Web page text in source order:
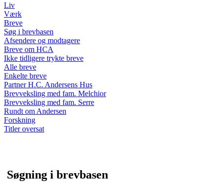
Liv
Værk
Breve
Søg i brevbasen
Afsendere og modtagere
Breve om HCA
Ikke tidligere trykte breve
Alle breve
Enkelte breve
Partner H.C. Andersens Hus
Brevveksling med fam. Melchior
Brevveksling med fam. Serre
Rundt om Andersen
Forskning
Titler oversat
Søgning i brevbasen